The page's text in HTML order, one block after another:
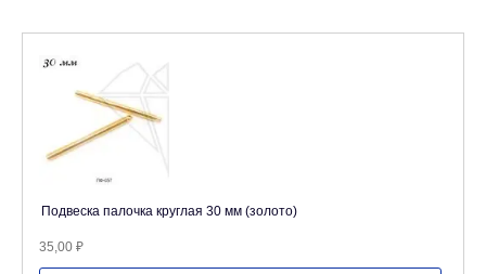
Подвеска палочка круглая 30 мм (золото)
35,00 ₽